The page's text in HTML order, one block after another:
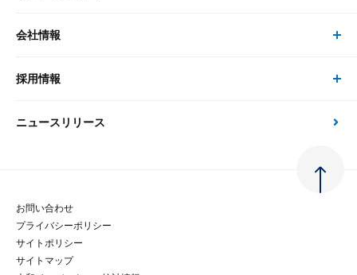
大和総研の強み
先端テクノロジーに基づく新たな価値の創出
政策分析
金融経済教育等
現在受付中のセミナー・イベント
サステナビリティの取り組み
次世代社会への貢献
マルチステークホルダー方針
会社情報
会社情報 トップ
会社概要・役員一覧
大和総研の歩み
採用情報
採用情報 トップ
経験者採用
ニュースリリース
お問い合わせ
プライバシーポリシー
サイトポリシー
サイトマップ